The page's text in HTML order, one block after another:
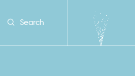
Search